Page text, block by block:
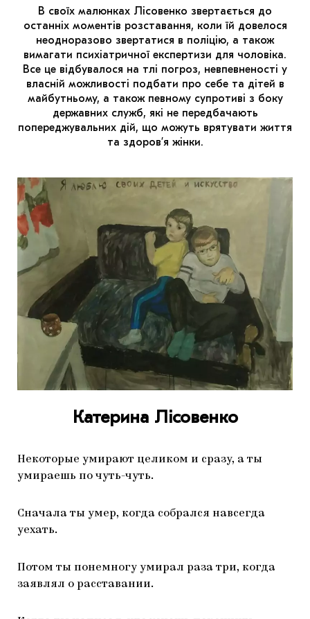
В своїх малюнках Лісовенко звертається до
останніх моментів розставання, коли їй довелося
неодноразово звертатися в поліцію, а також
вимагати психіатричної експертизи для чоловіка.
Все це відбувалося на тлі погроз, невпевненості у
власній можливості подбати про себе та дітей в
майбутньому, а також певному супротиві з боку
державних служб, які не передбачають
попереджувальних дій, що можуть врятувати життя
та здоров’я жінки.
Катерина Лісовенко
Некоторые умирают целиком и сразу, а ты
умираешь по чуть-чуть.
Сначала ты умер, когда собрался навсегда
уехать.
Потом ты понемногу умирал раза три, когда
заявлял о расставании.